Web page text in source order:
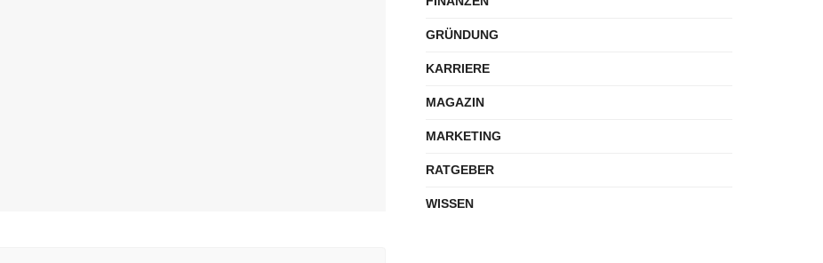
GRÜNDUNG
KARRIERE
MAGAZIN
MARKETING
RATGEBER
WISSEN